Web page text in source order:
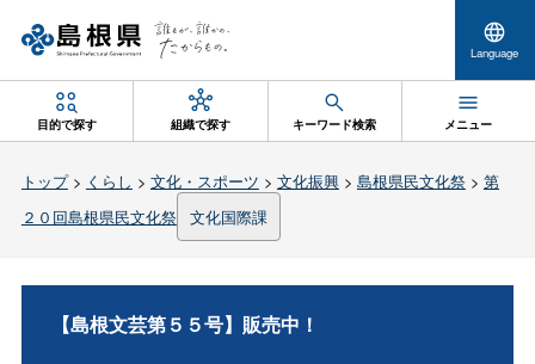
Language
目的で探す 組織で探す キーワード検索 メニュー
トップ> くらし > 文化・スポーツ > 文化振興> 島根県民文化祭> 第
２０回島根県民文化祭 文化国際課
【島根文芸第５５号】販売中！